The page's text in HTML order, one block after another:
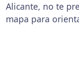
Alicante, no te
mapa para